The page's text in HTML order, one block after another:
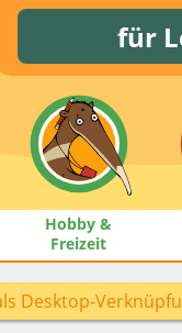
für
Hobby &
Freizeit
Desktop-